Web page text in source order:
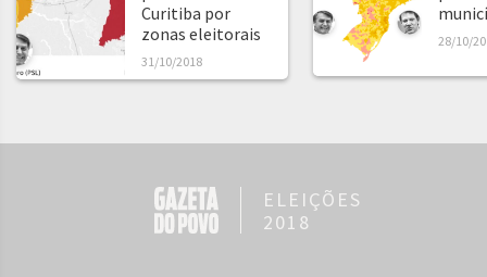
Curitiba por
zonas eleitorais
31/10/2018
28/10/
ELEIÇÕES
2018